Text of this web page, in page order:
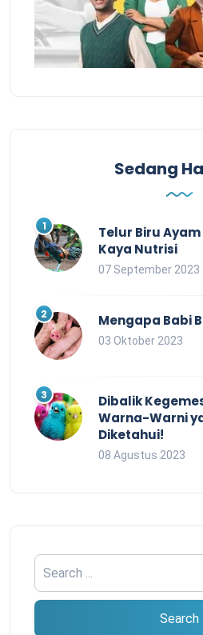
Sedang
Telur Biru
Kaya Nutrisi
07 September 2023
Mengapa Babi
03 Oktober 2023
Dibalik
Warna-Warni
Diketahui!
08 Agustus 2023